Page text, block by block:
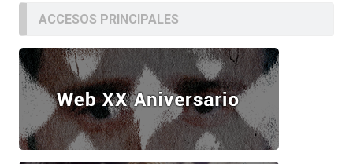
ACCESOS PRINCIPALES